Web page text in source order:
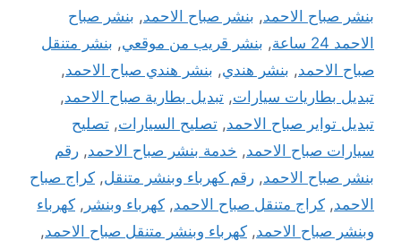
بنشر صباح الاحمد, بنشر صباح الاحمد, بنشر صباح
الاحمد 24 ساعة
, بنشر قريب من موقعي, بنشر متنقل
صباح الاحمد, بنشر هندي, بنشر هندي صباح الاحمد,
تبديل بطاريات سيارات, تبديل بطارية صباح الاحمد,
تبديل تواير صباح الاحمد, تصليح السيارات, تصليح
سيارات صباح الاحمد, خدمة بنشر صباح الاحمد, رقم
بنشر صباح الاحمد, رقم كهرباء وبنشر متنقل, كراج صباح
الاحمد, كراج متنقل صباح الاحمد, كهرباء وبنشر , كهرباء
وبنشر صباح الاحمد, كهرباء وبنشر متنقل صباح الاحمد,